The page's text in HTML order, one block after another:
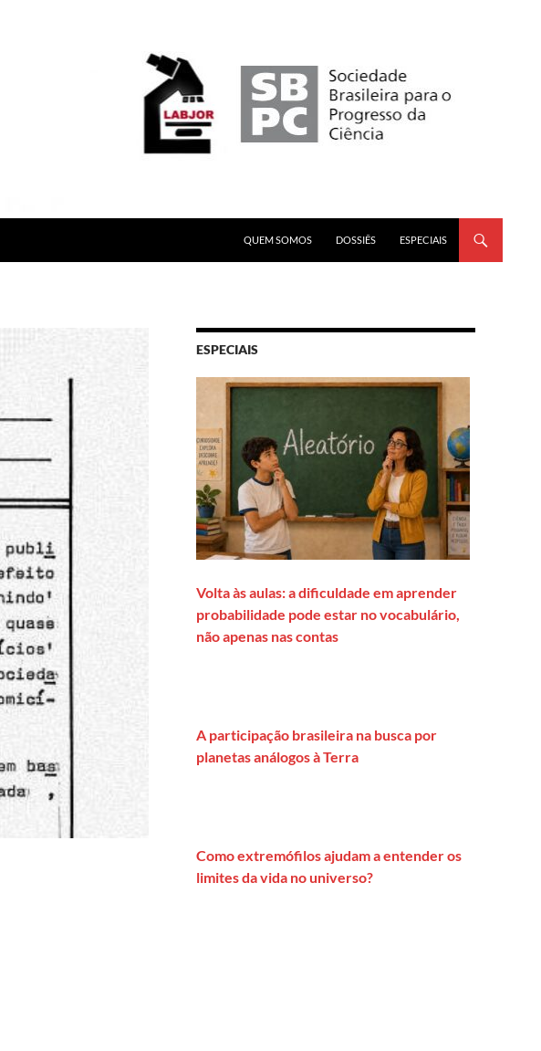
QUEM SOMOS
DOSSIÊS ESPECIAIS
ESPECIAIS
Volta às aulas: a dificuldade em aprender
probabilidade pode estar no vocabulário,
não apenas nas contas
A participação brasileira na busca por
planetas análogos à Terra
Como extremófilos ajudam a entender os
limites da vida no universo?